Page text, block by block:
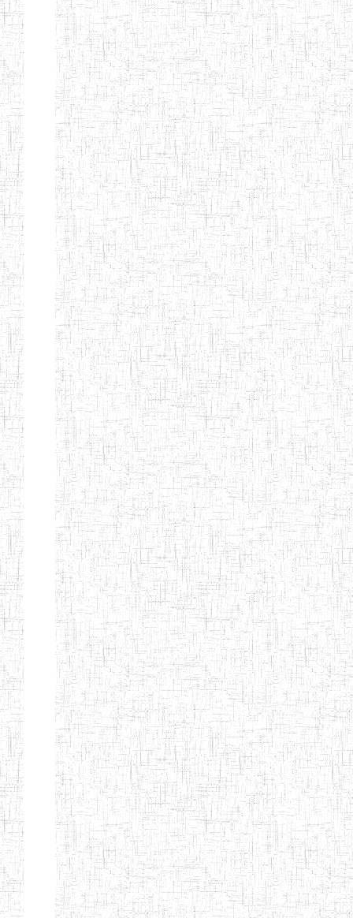
Denomination Création Type Nature
Afficher Page 13 sur 13 Total: 307
Début Préc. 4 5 6 7 8
9
13
Suivant Fin
GTTC
BANGEM
08/12/1997 ENIEG Public
GTTC
FONTEM
25/09/2000 ENIEG Public
GTTC
MAMFE
03/11/1983 ENIEG Public
GBTTC
KUMBA
25/08/1978 ENIEG Public
GTTTC
KUMBA
13/08/2013 ENIET Public
GTTC AKWA-
BAKASSI
27/08/2013 ENIEG Public
GTTC
MUNDEMBA
01/08/1997 ENIEG Public
Etablissements
d'enseignement
secondaire
technique
et
professionnel